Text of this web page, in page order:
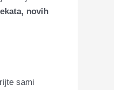
novih
sami